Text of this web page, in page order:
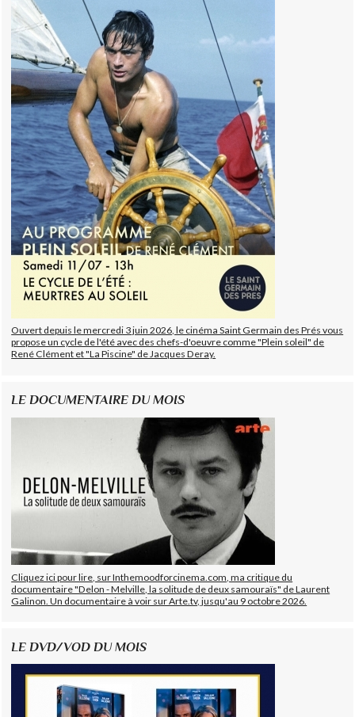
Ouvert depuis le mercredi 3 juin 2026, le cinéma Saint Germain des Prés vous
propose un cycle de l'été avec des chefs-d'oeuvre comme "Plein soleil" de
René Clément et "La Piscine" de Jacques Deray.
LE DOCUMENTAIRE DU MOIS
Cliquez ici pour lire, sur Inthemoodforcinema.com, ma critique du
documentaire "Delon - Melville, la solitude de deux samouraïs" de Laurent
Galinon. Un documentaire à voir sur Arte.tv, jusqu'au 9 octobre 2026.
LE DVD/VOD DU MOIS